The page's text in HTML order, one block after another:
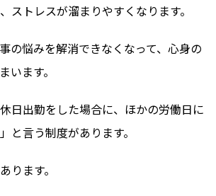
ストレスが溜まりやすくなります。
の悩みを解消できなくなって、心身の
います。
日出勤をした場合に、ほかの労働日に
と言う制度があります。
ります。